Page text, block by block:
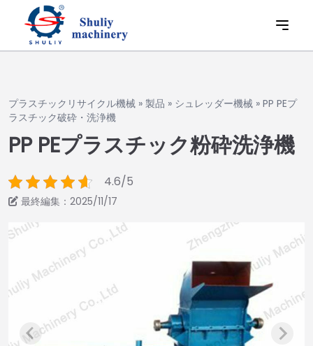
プラスチックリサイクル機械 » 製品 » シュレッダー機械 » PP PEプ
ラスチック破砕・洗浄機
PP PEプラスチック粉砕洗浄機
4.6/5
最終編集：2025/11/17